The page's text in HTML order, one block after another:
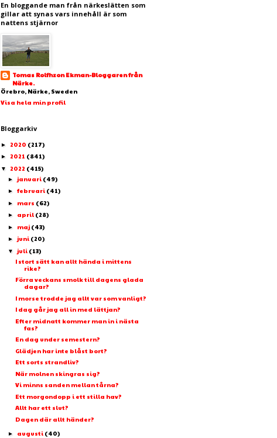
En bloggande man från närkeslätten som
gillar att synas vars innehåll är som
nattens stjärnor
Tomas Rolfhzon Ekman-Bloggaren från
Närke.
Örebro, Närke, Sweden
Visa hela min profil
Bloggarkiv
► 2020 (217)
► 2021 (841)
▼ 2022 (415)
► januari (49)
► februari (41)
► mars (62)
► april (28)
► maj (43)
► juni (20)
▼ juli (13)
I stort sätt kan allt hända i mittens
rike?
Förra veckans smolk till dagens glada
dagar?
I morse trodde jag allt var som vanligt?
I dag går jag all in med lättjan?
Efter midnatt kommer man in i nästa
fas?
En dag under semestern?
Glädjen har inte blåst bort?
Ett sorts strandliv?
När molnen skingras sig?
Vi minns sanden mellan tårna?
Ett morgondopp i ett stilla hav?
Allt har ett slut?
Dagen där allt händer?
► augusti (40)